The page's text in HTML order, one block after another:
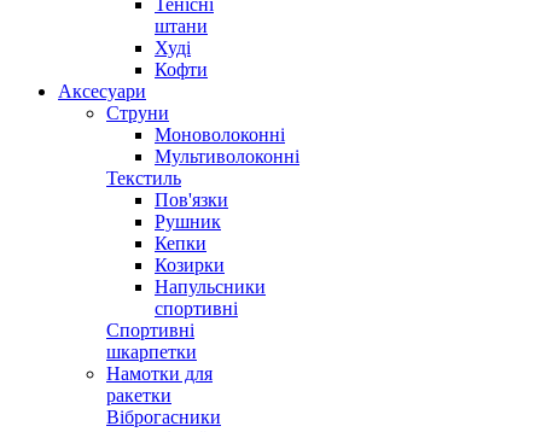
Тенісні
штани
Худі
Кофти
Аксесуари
Струни
Моноволоконні
Мультиволоконні
Текстиль
Пов'язки
Рушник
Кепки
Козирки
Напульсники
спортивні
Спортивні
шкарпетки
Намотки для
ракетки
Віброгасники